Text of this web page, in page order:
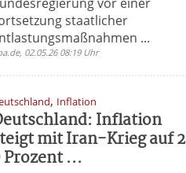
staatlicher
...
02.05.26 08:19 Uhr
, Inflation
Inflation
mit Iran-Krieg auf 2
Prozent ...